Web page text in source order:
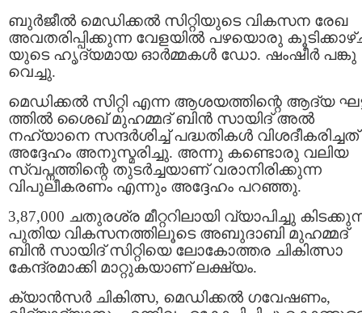
ബുർജീൽ മെഡിക്കൽ സിറ്റിയുടെ വികസന രേഖ
അവതരിപ്പിക്കുന്ന വേളയിൽ പഴയൊരു
യുടെ ഹൃദ്യമായ ഓർമ്മകൾ ഡോ. ഷംഷീർ പങ്കു
വെച്ചു.
മെഡിക്കൽ സിറ്റി എന്ന ആശയത്തിന്റെ ആദ്യ
ത്തിൽ ശൈഖ് മുഹമ്മദ് ബിൻ സായിദ് അൽ
നഹ്യാനെ സന്ദർശിച്ച് പദ്ധതികൾ വിശദീകരിച്ചത്
അദ്ദേഹം അനുസ്മരിച്ചു. അന്നു കണ്ടൊരു വലിയ
സ്വപ്നത്തിന്റെ തുടർച്ചയാണ് വരാനിരിക്കുന്ന
വിപുലീകരണം എന്നും അദ്ദേഹം പറഞ്ഞു.
3,87,000 ചതുരശ്ര മീറ്ററിലായി വ്യാപിച്ചു
പുതിയ വികസനത്തിലൂടെ അബുദാബി മുഹമ്മദ്
ബിൻ സായിദ് സിറ്റിയെ ലോകോത്തര ചികിത്സാ
കേന്ദ്രമാക്കി മാറ്റുകയാണ് ലക്ഷ്യം.
ക്യാൻസർ ചികിത്സ, മെഡിക്കൽ ഗവേഷണം,